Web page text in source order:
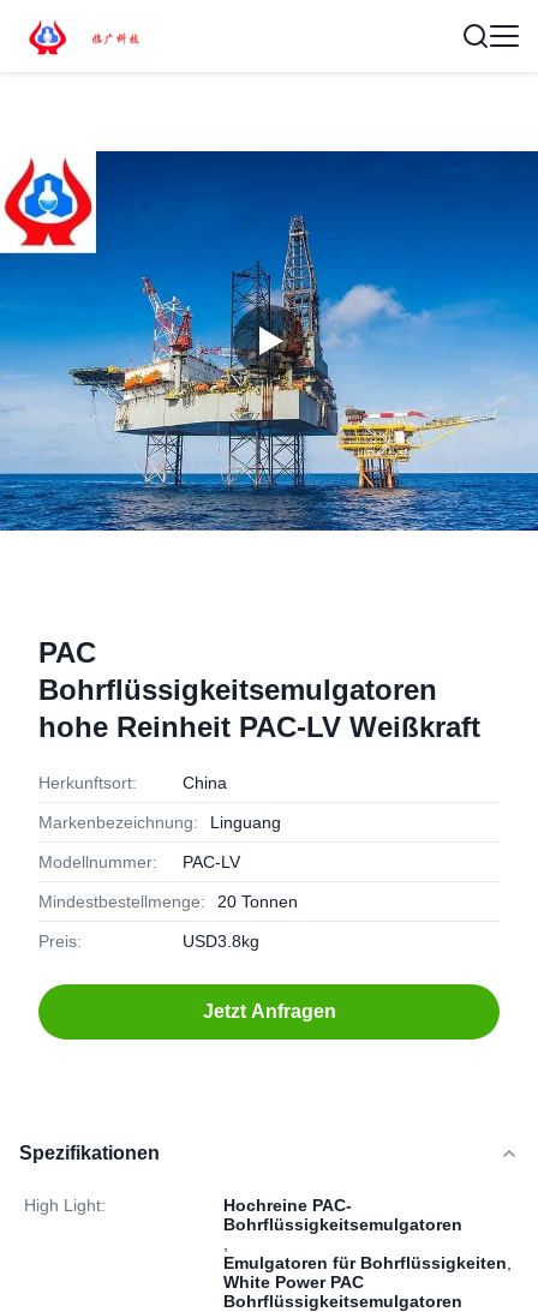
PAC
Bohrflüssigkeitsemulgatoren
hohe Reinheit PAC-LV Weißkraft
Herkunftsort: China
Markenbezeichnung: Linguang
Modellnummer: PAC-LV
Mindestbestellmenge: 20 Tonnen
Preis: USD3.8kg
Jetzt Anfragen
Spezifikationen
High Light:
Hochreine PAC-
Bohrflüssigkeitsemulgatoren
Emulgatoren für Bohrflüssigkeiten
White Power PAC
Bohrflüssigkeitsemulgatoren